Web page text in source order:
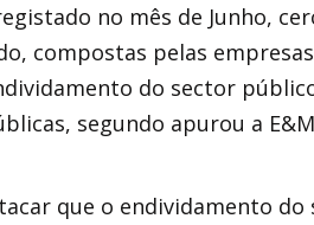
no mês de Junho,
compostas pelas
do sector
segundo apurou a
que o endividamento